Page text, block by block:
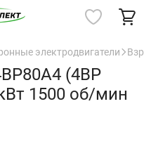
электродвигатели
(4ВР
1500 об/мин